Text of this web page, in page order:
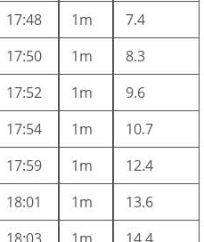
17:48 1m
7.4
17:50 1m
8.3
17:52 1m
9.6
17:54 1m
10.7
17:59 1m
12.4
18:01 1m
13.6